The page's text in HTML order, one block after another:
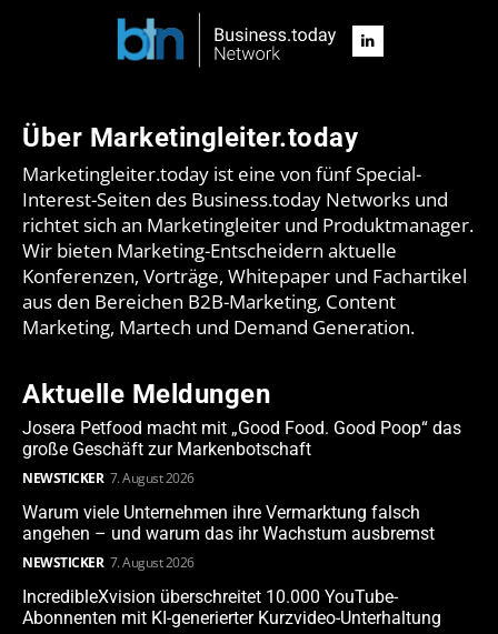
Über Marketingleiter.today
Marketingleiter.today ist eine von fünf Special-
Interest-Seiten des Business.today Networks und
richtet sich an Marketingleiter und Produktmanager.
Wir bieten Marketing-Entscheidern aktuelle
Konferenzen, Vorträge, Whitepaper und Fachartikel
aus den Bereichen B2B-Marketing, Content
Marketing, Martech und Demand Generation.
Aktuelle Meldungen
Josera Petfood macht mit „Good Food. Good Poop“ das
große Geschäft zur Markenbotschaft
NEWSTICKER 7. August 2026
Warum viele Unternehmen ihre Vermarktung falsch
angehen – und warum das ihr Wachstum ausbremst
NEWSTICKER 7. August 2026
IncredibleXvision überschreitet 10.000 YouTube-
Abonnenten mit KI-generierter Kurzvideo-Unterhaltung